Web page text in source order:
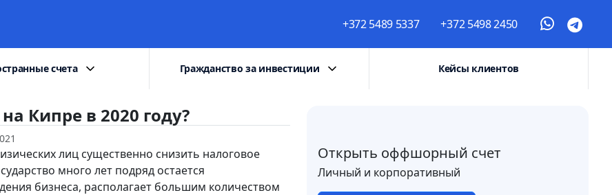
+372 5489 5337 +372 5498 2450
счета Гражданство за инвестиции Кейсы клиентов
Кипре в 2020 году?
лиц существенно снизить налоговое
много лет подряд остается
бизнеса, располагает большим количеством
Открыть оффшорный счет
Личный и корпоративный